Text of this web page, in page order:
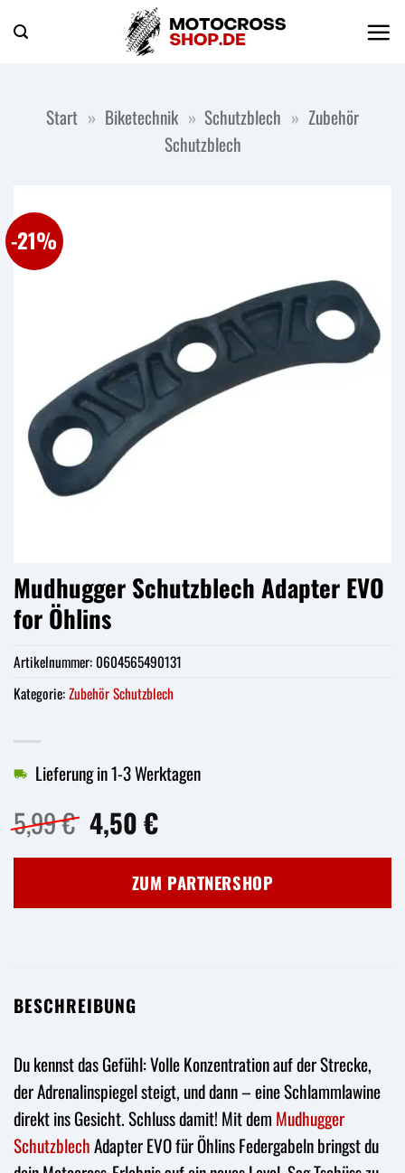
Inhalt
Start » Biketechnik » Schutzblech » Zubehör
Schutzblech
-21%
Mudhugger Schutzblech Adapter EVO
for Öhlins
5,99€ Ursprünglicher
Preis
war:
5,99 €
4,50€Aktueller
ist:
4,50 €.
Lieferung in 1-3 Werktagen
ZUM PARTNERSHOP
Artikelnummer:0604565490131
Kategorie:Zubehör Schutzblech
BESCHREIBUNG
Du kennst das Gefühl: Volle Konzentration auf der Strecke,
der Adrenalinspiegel steigt, und dann – eine Schlammlawine
direkt ins Gesicht. Schluss damit! Mit dem Mudhugger
SchutzblechAdapter EVO für Öhlins Federgabeln bringst du